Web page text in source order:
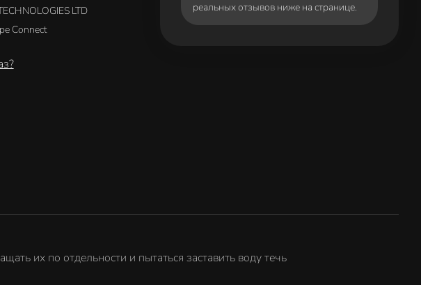
LTD
Connect
реальных отзывов ниже на странице.
их по отдельности и пытаться заставить воду течь